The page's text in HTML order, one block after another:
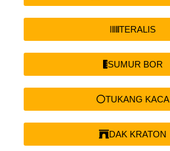
TERALIS
SUMUR BOR
TUKANG KACA
DAK KRATON